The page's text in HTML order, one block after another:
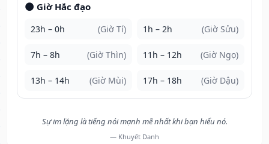
🌑 Giờ Hắc đạo
23h – 0h (Giờ Tí) 1h – 2h (Giờ Sửu)
7h – 8h (Giờ Thìn) 11h – 12h (Giờ Ngọ)
13h – 14h (Giờ Mùi) 17h – 18h (Giờ Dậu)
Sự im lặng là tiếng nói mạnh mẽ nhất khi bạn hiểu nó.
— Khuyết Danh